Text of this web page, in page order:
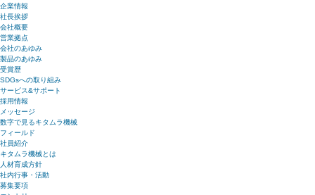
企業情報
社長挨拶
会社概要
営業拠点
会社のあゆみ
製品のあゆみ
受賞歴
SDGsへの取り組み
サービス&サポート
採用情報
メッセージ
数字で見るキタムラ機械
フィールド
社員紹介
キタムラ機械とは
人材育成方針
社内行事・活動
募集要項